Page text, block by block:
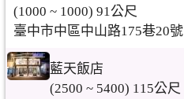
(1000 ~ 1000) 91公尺
臺中市中區中山路175巷20號
藍天飯店
(2500 ~ 5400) 115公尺